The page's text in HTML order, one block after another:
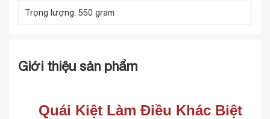
Trọng lượng: 550 gram
Giới thiệu sản phẩm
Quái Kiệt Làm Điều Khác Biệt